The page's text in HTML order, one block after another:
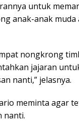
untuk
anak-anak muda
nongkrong
jajaran
nanti,” jelasnya.
meminta agar
nanti.